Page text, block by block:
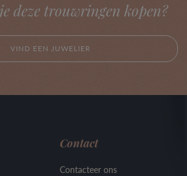
deze trouwringen kopen?
VIND EEN JUWELIER
Contact
Contacteer ons